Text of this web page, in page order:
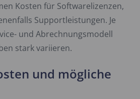
Kosten für Softwarelizenzen,
Supportleistungen. Je
und Abrechnungsmodell
stark variieren.
und mögliche